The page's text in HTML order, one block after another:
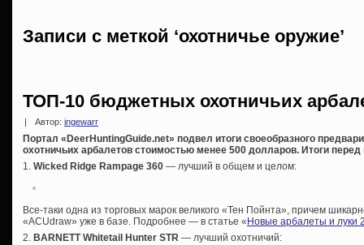
Записи с меткой ‘охотничье оружие’
ТОП-10 бюджетных охотничьих
Автор: ingewarr
Портал «DeerHuntingGuide.net» подвел итоги своеобразного
охотничьих арбалетов стоимостью менее 500 долларов. Итоги
1. Wicked Ridge Rampage 360 — лучший в общем и целом:
Все-таки одна из торговых марок великого «Тен Пойнта», причем
«ACUdraw» уже в базе. Подробнее — в статье « Новые арбалеты и луки
2. BARNETT Whitetail Hunter STR — лучший охотничий: